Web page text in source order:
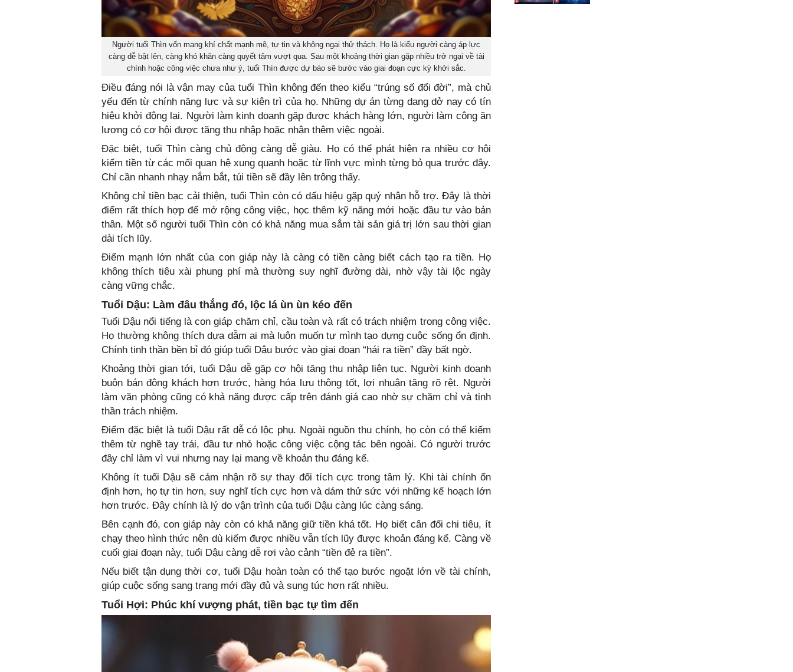
Người tuổi Thìn vốn mang khí chất mạnh mẽ, tự tin và không ngại thử thách. Họ là kiểu người càng áp lực
càng dễ bật lên, càng khó khăn càng quyết tâm vượt qua. Sau một khoảng thời gian gặp nhiều trở ngại về tài
chính hoặc công việc chưa như ý, tuổi Thìn được dự báo sẽ bước vào giai đoạn cực kỳ khởi sắc.
Điều đáng nói là vận may của tuổi Thìn không đến theo kiểu “trúng số đổi đời”, mà chủ
yếu đến từ chính năng lực và sự kiên trì của họ. Những dự án từng dang dở nay có tín
hiệu khởi động lại. Người làm kinh doanh gặp được khách hàng lớn, người làm công ăn
lương có cơ hội được tăng thu nhập hoặc nhận thêm việc ngoài.
Đặc biệt, tuổi Thìn càng chủ động càng dễ giàu. Họ có thể phát hiện ra nhiều cơ hội
kiếm tiền từ các mối quan hệ xung quanh hoặc từ lĩnh vực mình từng bỏ qua trước đây.
Chỉ cần nhanh nhạy nắm bắt, túi tiền sẽ đầy lên trông thấy.
Không chỉ tiền bạc cải thiện, tuổi Thìn còn có dấu hiệu gặp quý nhân hỗ trợ. Đây là thời
điểm rất thích hợp để mở rộng công việc, học thêm kỹ năng mới hoặc đầu tư vào bản
thân. Một số người tuổi Thìn còn có khả năng mua sắm tài sản giá trị lớn sau thời gian
dài tích lũy.
Điểm mạnh lớn nhất của con giáp này là càng có tiền càng biết cách tạo ra tiền. Họ
không thích tiêu xài phung phí mà thường suy nghĩ đường dài, nhờ vậy tài lộc ngày
càng vững chắc.
Tuổi Dậu: Làm đâu thắng đó, lộc lá ùn ùn kéo đến
Tuổi Dậu nổi tiếng là con giáp chăm chỉ, cầu toàn và rất có trách nhiệm trong công việc.
Họ thường không thích dựa dẫm ai mà luôn muốn tự mình tạo dựng cuộc sống ổn định.
Chính tinh thần bền bỉ đó giúp tuổi Dậu bước vào giai đoạn “hái ra tiền” đầy bất ngờ.
Khoảng thời gian tới, tuổi Dậu dễ gặp cơ hội tăng thu nhập liên tục. Người kinh doanh
buôn bán đông khách hơn trước, hàng hóa lưu thông tốt, lợi nhuận tăng rõ rệt. Người
làm văn phòng cũng có khả năng được cấp trên đánh giá cao nhờ sự chăm chỉ và tinh
thần trách nhiệm.
Điểm đặc biệt là tuổi Dậu rất dễ có lộc phụ. Ngoài nguồn thu chính, họ còn có thể kiếm
thêm từ nghề tay trái, đầu tư nhỏ hoặc công việc cộng tác bên ngoài. Có người trước
đây chỉ làm vì vui nhưng nay lại mang về khoản thu đáng kể.
Không ít tuổi Dậu sẽ cảm nhận rõ sự thay đổi tích cực trong tâm lý. Khi tài chính ổn
định hơn, họ tự tin hơn, suy nghĩ tích cực hơn và dám thử sức với những kế hoạch lớn
hơn trước. Đây chính là lý do vận trình của tuổi Dậu càng lúc càng sáng.
Bên cạnh đó, con giáp này còn có khả năng giữ tiền khá tốt. Họ biết cân đối chi tiêu, ít
chạy theo hình thức nên dù kiếm được nhiều vẫn tích lũy được khoản đáng kể. Càng về
cuối giai đoạn này, tuổi Dậu càng dễ rơi vào cảnh “tiền đẻ ra tiền”.
Nếu biết tận dụng thời cơ, tuổi Dậu hoàn toàn có thể tạo bước ngoặt lớn về tài chính,
giúp cuộc sống sang trang mới đầy đủ và sung túc hơn rất nhiều.
Tuổi Hợi: Phúc khí vượng phát, tiền bạc tự tìm đến